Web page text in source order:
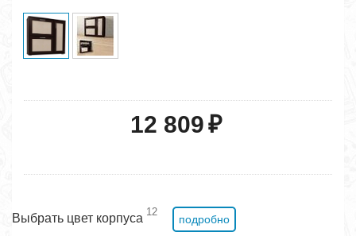
12 809₽
Выбрать цвет корпуса 12
подробно